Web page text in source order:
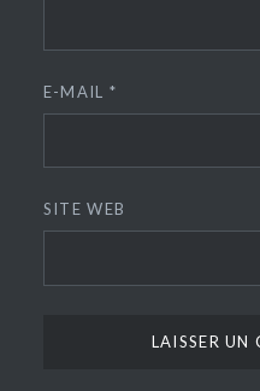
E-MAIL *
SITE WEB